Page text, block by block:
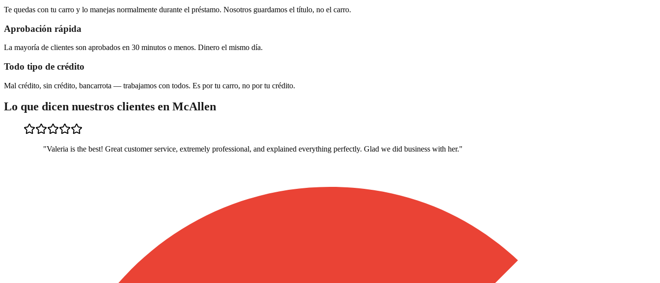
Te quedas con tu carro y lo manejas normalmente durante el préstamo. Nosotros guardamos el título, no el carro.
Aprobación rápida
La mayoría de clientes son aprobados en 30 minutos o menos. Dinero el mismo día.
Todo tipo de crédito
Mal crédito, sin crédito, bancarrota — trabajamos con todos. Es por tu carro, no por tu crédito.
Lo que dicen nuestros clientes en McAllen
"Valeria is the best! Great customer service, extremely professional, and explained everything perfectly. Glad we did business with her."